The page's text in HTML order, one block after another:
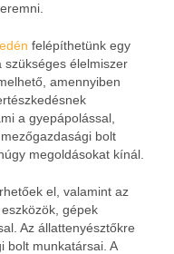
felépíthetünk egy
élelmiszer
amennyiben
a gyepápolással,
bolt
megoldásokat kínál.
el, valamint az
gépek
Az állattenyésztőkre
bolt munkatársai. A